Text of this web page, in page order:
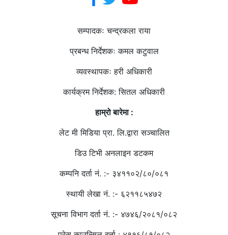
सम्पादकः चन्द्रकला राया
प्रबन्ध निर्देशकः कमल कटुवाल
व्यवस्थापकः हरी अधिकारी
कार्यक्रम निर्देशक: सितल अधिकारी
हाम्रो बारेमा :
लेट मी मिडिया प्रा. लि.द्वारा सञ्चालित
डिउ टिभी अनलाइन डटकम
कम्पनि दर्ता नं. :- ३४११०२/८०/०८१
स्थायी लेखा नं. :- ६२११८५४७२
सूचना विभाग दर्ता नं. :- ४७४६/२०८१/०८२